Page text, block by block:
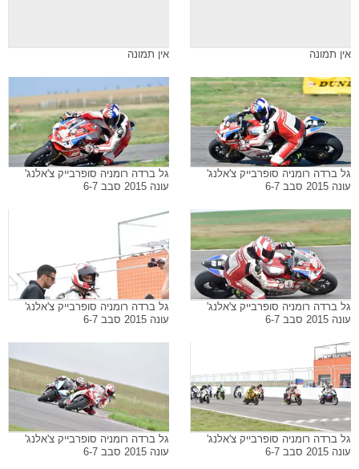
אין תמונה אין תמונה
גל ברדה רומניה סופרבייק צ'אלנג'
עונה 2015 סבב 6-7
גל ברדה רומניה סופרבייק צ'אלנג'
עונה 2015 סבב 6-7
גל ברדה רומניה סופרבייק צ'אלנג'
עונה 2015 סבב 6-7
גל ברדה רומניה סופרבייק צ'אלנג'
עונה 2015 סבב 6-7
גל ברדה רומניה סופרבייק צ'אלנג'
עונה 2015 סבב 6-7
גל ברדה רומניה סופרבייק צ'אלנג'
עונה 2015 סבב 6-7